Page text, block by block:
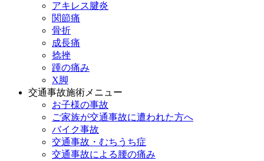
アキレス腱炎
関節痛
骨折
成長痛
捻挫
踵の痛み
X脚
交通事故施術メニュー
お子様の事故
ご家族が交通事故に遭われた方へ
バイク事故
交通事故・むちうち症
交通事故による腰の痛み